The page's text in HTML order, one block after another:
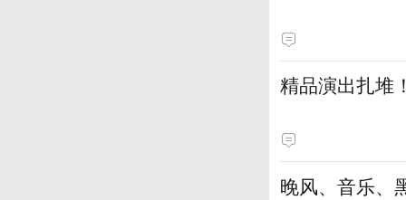
精品演出扎堆
晚风、音乐、